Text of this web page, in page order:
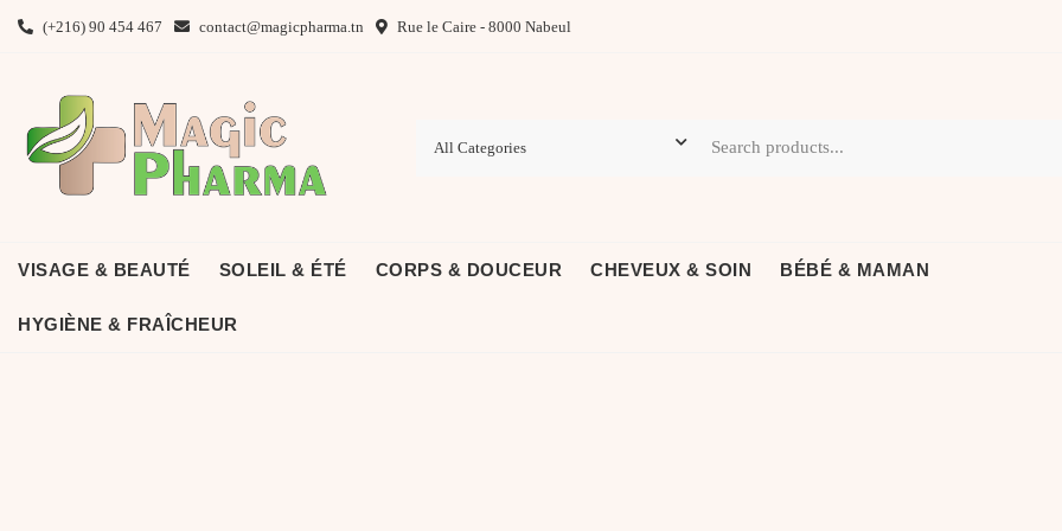
(+216) 90 454 467 contact@magicpharma.tn Rue le Caire - 8000 Nabeul
VISAGE & BEAUTÉ SOLEIL & ÉTÉ CORPS & DOUCEUR CHEVEUX & SOIN BÉBÉ & MAMAN
HYGIÈNE & FRAÎCHEUR